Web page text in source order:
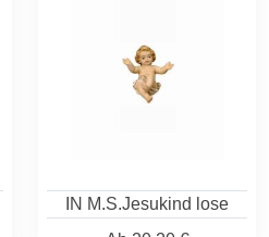
IN M.S.Jesukind lose